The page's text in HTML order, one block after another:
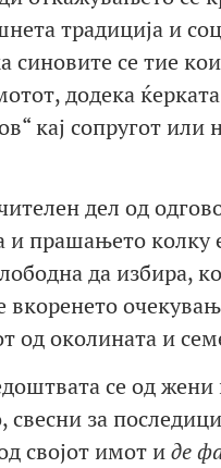
традиција и
синовите се тие
додека
кај сопругот или
дел од
и прашањето колку
да избира,
вкоренето
од околината и
се од жени
свесни за
својот имот иде